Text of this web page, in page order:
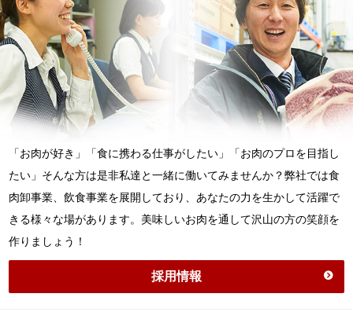
「お肉が好き」「食に携わる仕事がしたい」「お肉のプロを目指し
たい」そんな方は是非私達と一緒に働いてみませんか？弊社では食
肉卸事業、飲食事業を展開しており、あなたの力を生かして活躍で
きる様々な場があります。美味しいお肉を通して沢山の方の笑顔を
作りましょう！
採用情報